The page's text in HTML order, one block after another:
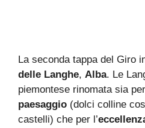
La seconda tappa del Giro
delle Langhe, Alba. Le
piemontese rinomata sia
paesaggio (dolci colline
castelli) che per l’